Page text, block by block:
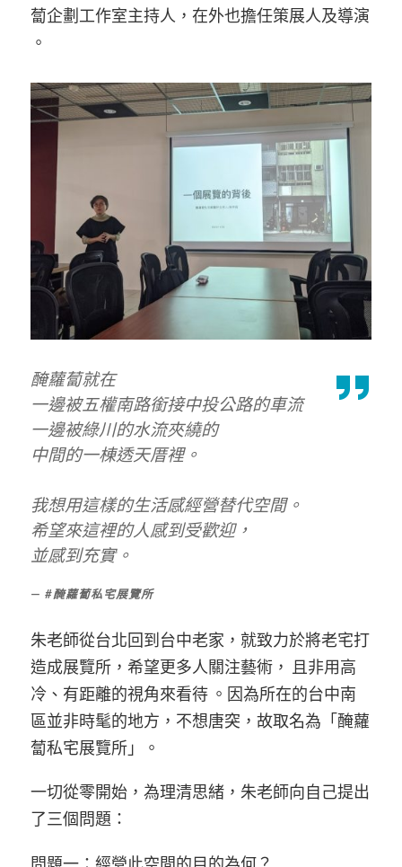
蔔企劃工作室主持人，在外也擔任策展人及導演
。
醃蘿蔔就在
一邊被五權南路銜接中投公路的車流
一邊被綠川的水流夾繞的
中間的一棟透天厝裡。
我想用這樣的生活感經營替代空間。
希望來這裡的人感到受歡迎，
並感到充實。
#醃蘿蔔私宅展覽所
朱老師從台北回到台中老家，就致力於將老宅打
造成展覽所，希望更多人關注藝術， 且非用高
冷、有距離的視角來看待 。因為所在的台中南
區並非時髦的地方，不想唐突，故取名為「醃蘿
蔔私宅展覽所」。
一切從零開始，為理清思緒，朱老師向自己提出
了三個問題：